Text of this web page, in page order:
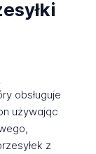
obsługuje
używając
z